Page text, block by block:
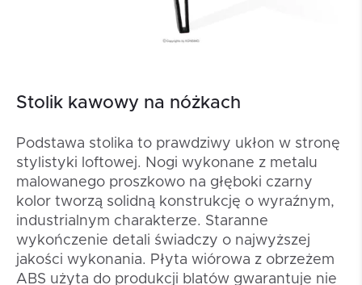
Stolik kawowy na nóżkach
Podstawa stolika to prawdziwy ukłon w stronę
stylistyki loftowej. Nogi wykonane z metalu
malowanego proszkowo na głęboki czarny
kolor tworzą solidną konstrukcję o wyraźnym,
industrialnym charakterze. Staranne
wykończenie detali świadczy o najwyższej
jakości wykonania. Płyta wiórowa z obrzeżem
ABS użyta do produkcji blatów gwarantuje nie